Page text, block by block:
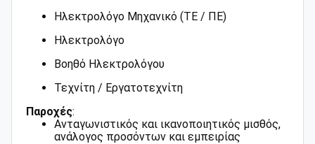
Ηλεκτρολόγο Μηχανικό (ΤΕ / ΠΕ)
Ηλεκτρολόγο
Βοηθό Ηλεκτρολόγου
Τεχνίτη / Εργατοτεχνίτη
Παροχές:
Ανταγωνιστικός και ικανοποιητικός μισθός,
ανάλογος προσόντων και εμπειρίας